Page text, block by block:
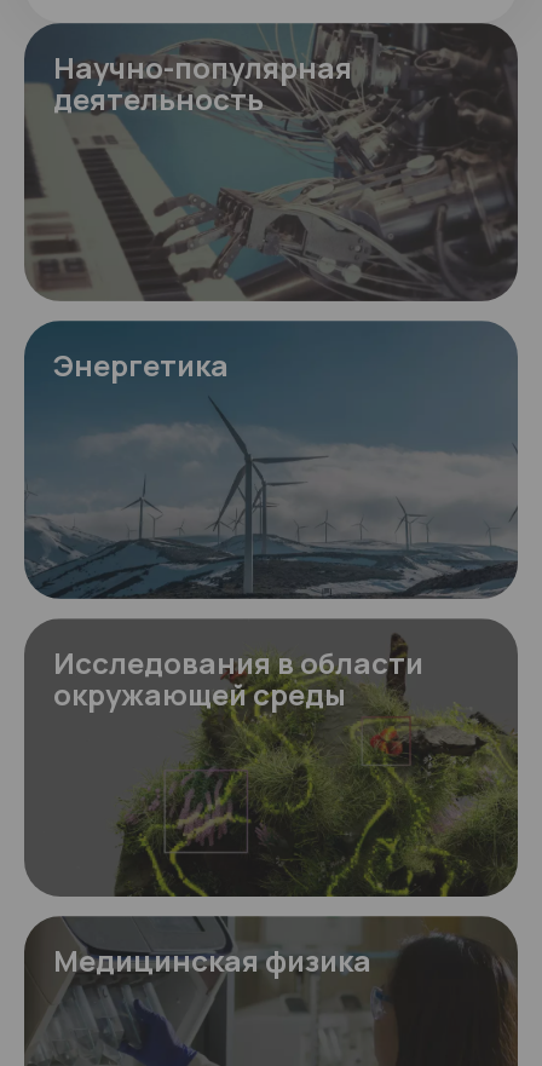
Научно-популярная
деятельность
Энергетика
Исследования в области
окружающей среды
Медицинская физика